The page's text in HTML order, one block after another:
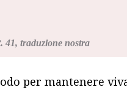
41, traduzione nostra
per mantenere